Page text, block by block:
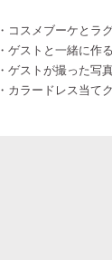
・コスメブーケとラ
・ゲストと一緒に作
・ゲストが撮った写
・カラードレス当て